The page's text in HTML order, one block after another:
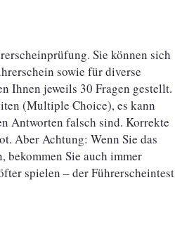
Sie können sich
sowie für diverse
Ihnen jeweils 30 Fragen gestellt.
(Multiple Choice), es kann
Antworten falsch sind. Korrekte
Aber Achtung: Wenn Sie das
bekommen Sie auch immer
spielen – der Führerscheintest